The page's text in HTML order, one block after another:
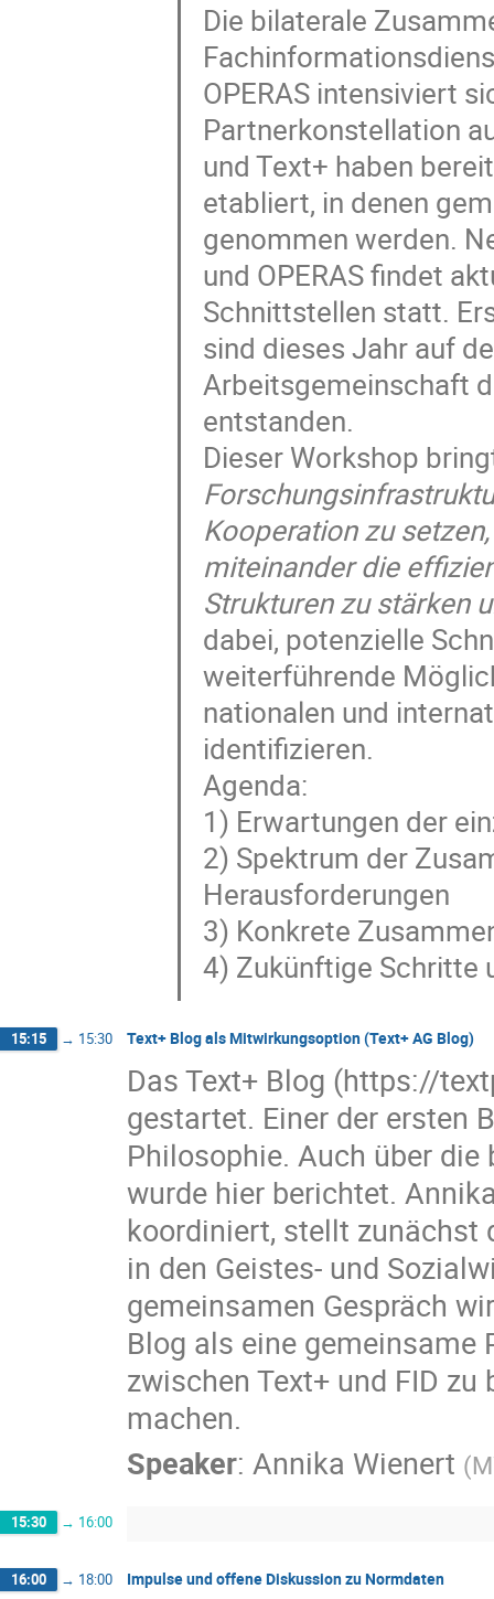
Die bilaterale
OPERAS intensiviert
Partnerkonstellation
und Text+ haben
etabliert, in denen
genommen werden.
und OPERAS findet
Schnittstellen statt.
sind dieses Jahr auf
Arbeitsgemeinschaft
entstanden.
Dieser Workshop
Kooperation zu
miteinander die
Strukturen zu stärken
dabei, potenzielle
weiterführende
nationalen und
identifizieren.
Agenda:
1) Erwartungen der
2) Spektrum der
Herausforderungen
3) Konkrete
4) Zukünftige Schritte
15:15 → 15:30 Text+ Blog als Mitwirkungsoption (Text+ AG Blog)
Das Text+ Blog (https://
gestartet. Einer der ersten
Philosophie. Auch über die
wurde hier berichtet.
koordiniert, stellt
in den Geistes- und
gemeinsamen Gespräch
Blog als eine gemeinsame
zwischen Text+ und FID
machen.
Speaker: Annika Wienert (
15:30 → 16:00
16:00 → 18:00 Impulse und offene Diskussion zu Normdaten